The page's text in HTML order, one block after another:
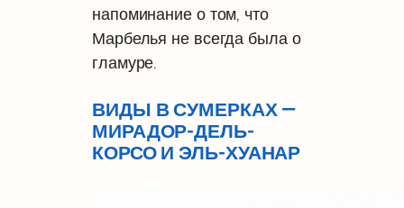
напоминание о том, что
Марбелья не всегда была о
гламуре.
ВИДЫ В СУМЕРКАХ —
МИРАДОР-ДЕЛЬ-
КОРСО И ЭЛЬ-ХУАНАР